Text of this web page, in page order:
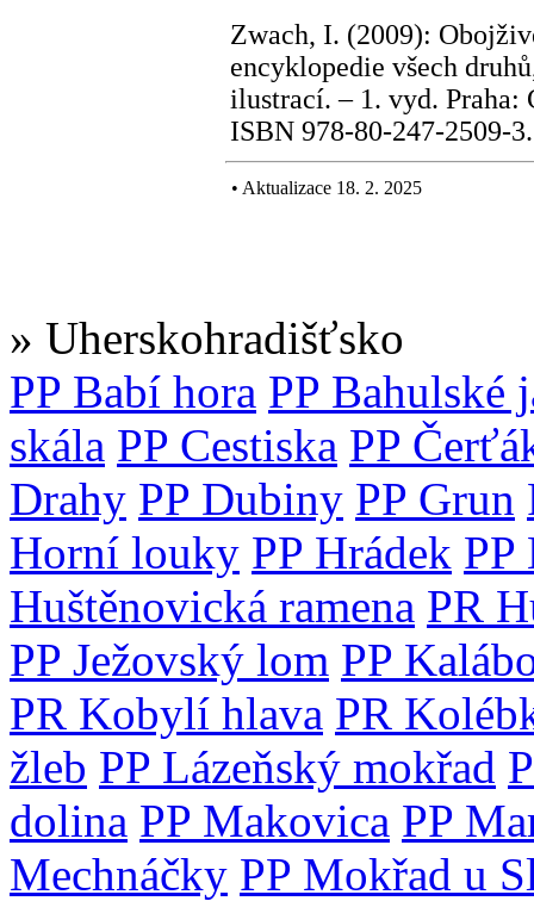
Zwach, I. (2009):
encyklopedie všech
ilustrací. – 1. vyd. Praha:
ISBN 978-80-247-2509-
• Aktualizace 18. 2. 2025
» Uherskohradišťsko
PP Babí hora PP Bahulské
skála PP Cestiska PP
Drahy PP Dubiny PP Grun
Horní louky PP Hrádek PP
Huštěnovická ramena PR
PP Ježovský lom PP
PR Kobylí hlava PR
žleb PP Lázeňský mokřad
dolina PP Makovica PP
Mechnáčky PP Mokřad u